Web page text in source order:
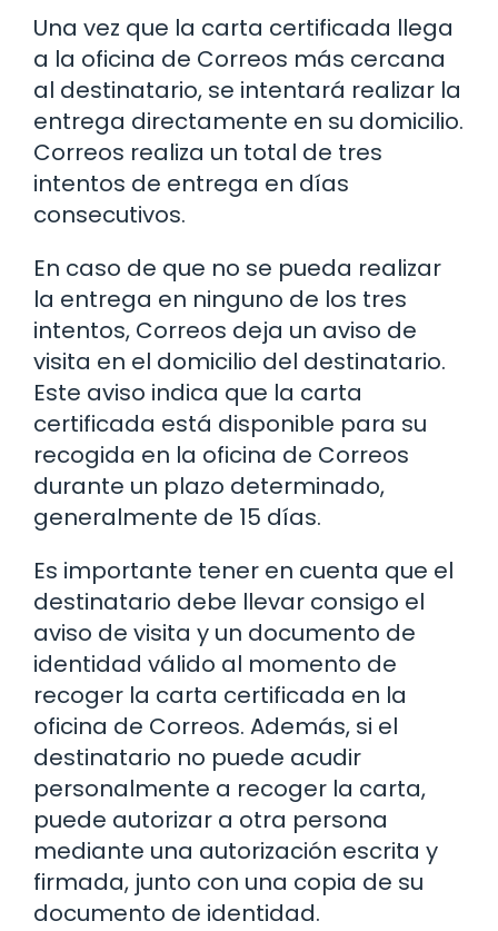
Una vez que la carta certificada llega
a la oficina de Correos más cercana
al destinatario, se intentará realizar la
entrega directamente en su domicilio.
Correos realiza un total de tres
intentos de entrega en días
consecutivos.
En caso de que no se pueda realizar
la entrega en ninguno de los tres
intentos, Correos deja un aviso de
visita en el domicilio del destinatario.
Este aviso indica que la carta
certificada está disponible para su
recogida en la oficina de Correos
durante un plazo determinado,
generalmente de 15 días.
Es importante tener en cuenta que el
destinatario debe llevar consigo el
aviso de visita y un documento de
identidad válido al momento de
recoger la carta certificada en la
oficina de Correos. Además, si el
destinatario no puede acudir
personalmente a recoger la carta,
puede autorizar a otra persona
mediante una autorización escrita y
firmada, junto con una copia de su
documento de identidad.